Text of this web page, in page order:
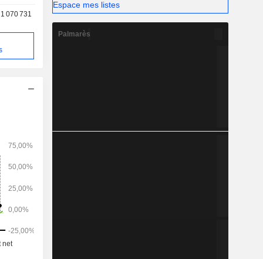
1 070 731
Espace mes listes
Palmarès